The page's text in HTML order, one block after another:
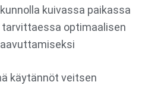
kuivassa paikassa
optimaalisen
käytännöt veitsen